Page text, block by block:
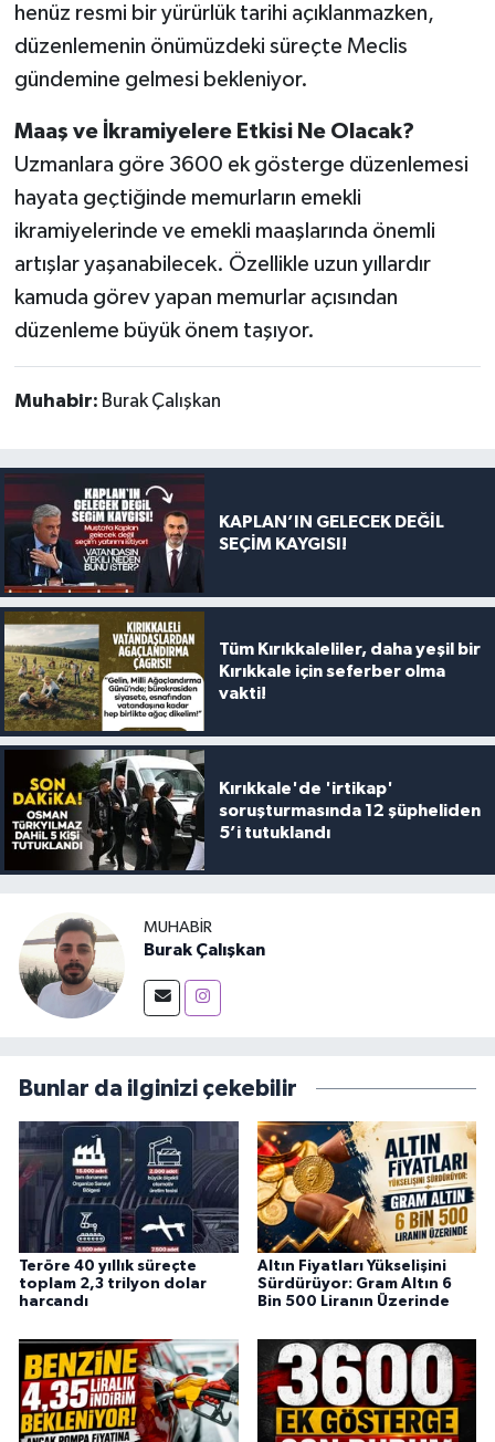
henüz resmi bir yürürlük tarihi açıklanmazken,
düzenlemenin önümüzdeki süreçte Meclis
gündemine gelmesi bekleniyor.
Maaş ve İkramiyelere Etkisi Ne Olacak?
Uzmanlara göre 3600 ek gösterge düzenlemesi
hayata geçtiğinde memurların emekli
ikramiyelerinde ve emekli maaşlarında önemli
artışlar yaşanabilecek. Özellikle uzun yıllardır
kamuda görev yapan memurlar açısından
düzenleme büyük önem taşıyor.
Muhabir: Burak Çalışkan
KAPLAN’IN GELECEK DEĞİL
SEÇİM KAYGISI!
Tüm Kırıkkaleliler, daha yeşil bir
Kırıkkale için seferber olma
vakti!
Kırıkkale'de 'irtikap'
soruşturmasında 12 şüpheliden
5’i tutuklandı
MUHABIR
Burak Çalışkan
Bunlar da ilginizi çekebilir
Teröre 40 yıllık süreçte
toplam 2,3 trilyon dolar
harcandı
Altın Fiyatları Yükselişini
Sürdürüyor: Gram Altın 6
Bin 500 Liranın Üzerinde